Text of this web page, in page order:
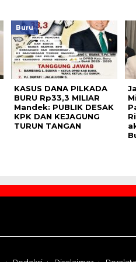
Buru
KASUS DANA PILKADA
BURU Rp33,3 MILIAR
Mandek: PUBLIK DESAK
KPK DAN KEJAGUNG
TURUN TANGAN